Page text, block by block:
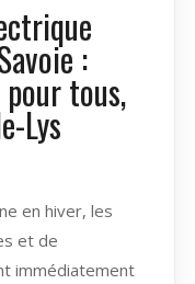
:
tous,
Lys
en hiver, les
et de
immédiatement